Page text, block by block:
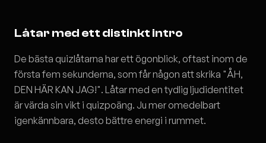
Låtar med ett distinkt intro
De bästa quizlåtarna har ett ögonblick, oftast inom de
första fem sekunderna, som får någon att skrika "ÅH,
DEN HÄR KAN JAG!". Låtar med en tydlig ljudidentitet
är värda sin vikt i quizpoäng. Ju mer omedelbart
igenkännbara, desto bättre energi i rummet.